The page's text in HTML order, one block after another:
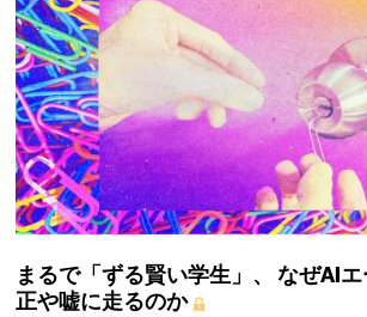
まるで「ずる賢い学生」、 なぜAI
正や嘘に走るのか